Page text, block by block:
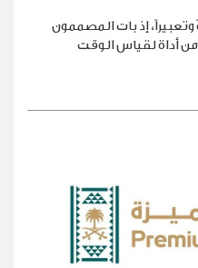
إذ بات المصممون
أداة لقياس الوقت